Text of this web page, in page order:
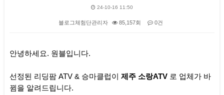
24-10-16 11:50
블로그체험단관리자 85,157회 0건
안녕하세요. 원블입니다.
선정된 리딩팜 ATV & 승마클럽이 제주 소랑ATV 로 업체가 바
뀜을 알려드립니다.